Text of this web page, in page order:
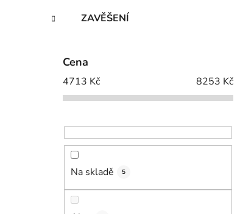
ZAVĚŠENÍ
Cena
4713 Kč 8253 Kč
Na skladě 5